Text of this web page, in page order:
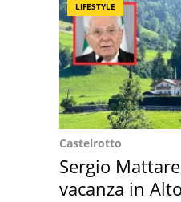
LIFESTYLE
Castelrotto
Sergio
vacanza in